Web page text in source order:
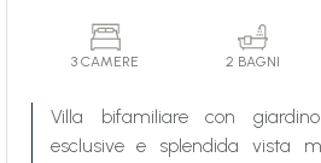
3 CAMERE 2 BAGNI
Villa bifamiliare con
esclusive e splendida vista